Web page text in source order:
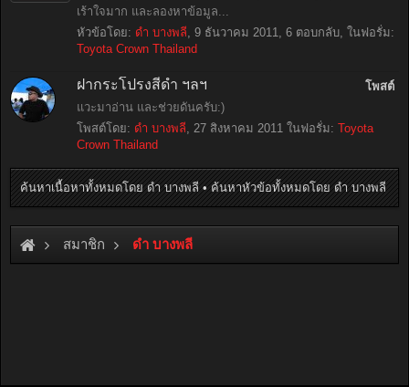
เร้าใจมาก และลองหาข้อมูล...
หัวข้อโดย: ดำ บางพลี, 9 ธันวาคม 2011, 6 ตอบกลับ, ในฟอรั่ม:
Toyota Crown Thailand
โพสต์
ฝากระโปรงสีดำ ฯลฯ
แวะมาอ่าน และช่วยดันครับ:)
โพสต์โดย: ดำ บางพลี, 27 สิงหาคม 2011 ในฟอรั่ม: Toyota
Crown Thailand
ค้นหาเนื้อหาทั้งหมดโดย ดำ บางพลี ค้นหาหัวข้อทั้งหมดโดย ดำ บางพลี
สมาชิก ดำ บางพลี